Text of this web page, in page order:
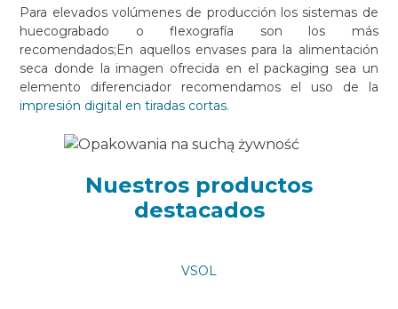
Para elevados volúmenes de producción los sistemas de
huecograbado o flexografía son los más
recomendados;En aquellos envases para la alimentación
seca donde la imagen ofrecida en el packaging sea un
elemento diferenciador recomendamos el uso de la
impresión digital en tiradas cortas.
Nuestros productos
destacados
VSOL